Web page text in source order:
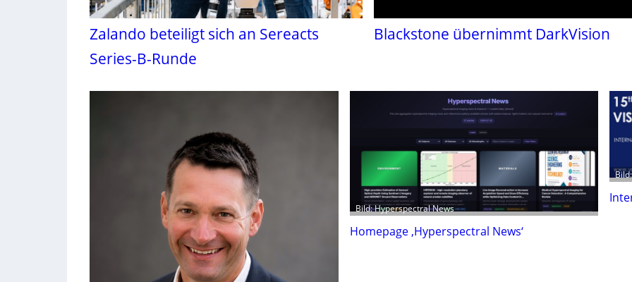
Zalando beteiligt sich an Sereacts
Series-B-Runde
Blackstone übernimmt DarkVision
Bild: Hyperspectral News
Homepage ‚Hyperspectral News‘